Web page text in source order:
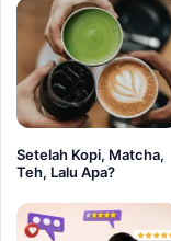
Setelah Kopi, Matcha,
Teh, Lalu Apa?